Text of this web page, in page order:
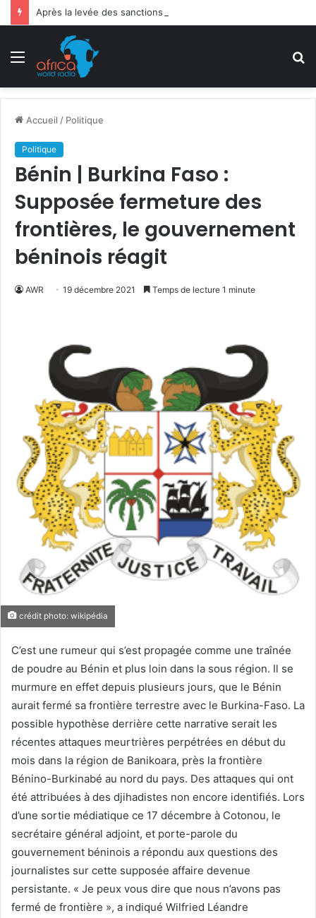
Menu
Accueil / Politique
Politique
Bénin | Burkina Faso :
Supposée fermeture des
frontières, le gouvernement
béninois réagit
AWR 19 décembre 2021 Temps de lecture 1 minute
crédit photo: wikipédia
C’est une rumeur qui s’est propagée comme une traînée
de poudre au Bénin et plus loin dans la sous région. Il se
murmure en effet depuis plusieurs jours, que le Bénin
aurait fermé sa frontière terrestre avec le Burkina-Faso. La
possible hypothèse derrière cette narrative serait les
récentes attaques meurtrières perpétrées en début du
mois dans la région de Banikoara, près la frontière
Bénino-Burkinabé au nord du pays. Des attaques qui ont
été attribuées à des djihadistes non encore identifiés. Lors
d’une sortie médiatique ce 17 décembre à Cotonou, le
secrétaire général adjoint, et porte-parole du
gouvernement béninois a répondu aux questions des
journalistes sur cette supposée affaire devenue
persistante. « Je peux vous dire que nous n’avons pas
fermé de frontière », a indiqué Wilfried Léandre